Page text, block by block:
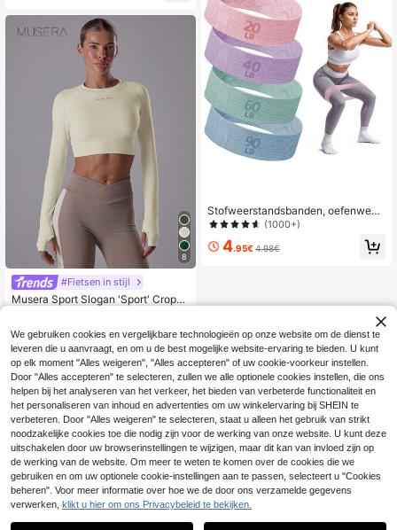
8
#Fietsen in stijl
Musera Sport Slogan 'Sport' Croppe
ss Dagelijkse Casual
Stofweerstandsbanden, oefenweer
standsbanden voor benen en billen,
stische banden, thuisgym
(1000+)
4.95€4.98€
We gebruiken cookies en vergelijkbare technologieën op onze website om de dienst te
leveren die u aanvraagt, en om u de best mogelijke website-ervaring te bieden. U kunt
op elk moment "Alles weigeren", "Alles accepteren" of uw cookie-voorkeur instellen.
Door "Alles accepteren" te selecteren, zullen we alle optionele cookies instellen, die ons
helpen bij het analyseren van het verkeer, het bieden van verbeterde functionaliteit en
het personaliseren van inhoud en advertenties om uw winkelervaring bij SHEIN te
verbeteren. Door "Alles weigeren" te selecteren, staat u alleen het gebruik van strikt
noodzakelijke cookies toe die nodig zijn voor de werking van onze website. U kunt deze
uitschakelen door uw browserinstellingen te wijzigen, maar dit kan van invloed zijn op
de werking van de website. Om meer te weten te komen over de cookies die we
gebruiken en om uw optionele cookie-instellingen aan te passen, selecteert u "Cookies
beheren". Voor meer informatie over hoe we de door ons verzamelde gegevens
verwerken, klikt u hier om ons Privacybeleid te bekijken.